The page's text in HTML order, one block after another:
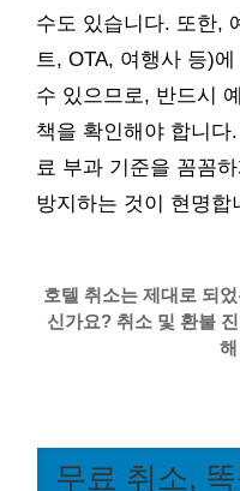
수도 있습니다. 또한,
트, OTA, 여행사 등)
수 있으므로, 반드시
책을 확인해야 합니
료 부과 기준을 꼼꼼
방지하는 것이 현명합
호텔 취소는 제대로 되
신가요? 취소 및 환불
무료 취소,